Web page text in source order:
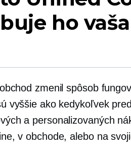
ho
zmenil spôsob
vyššie ako kedykoľvek
a personalizovaných
v obchode, alebo na